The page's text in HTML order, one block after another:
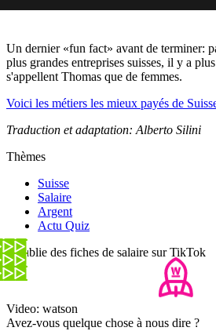
Un dernier «fun fact» avant de terminer:
plus grandes entreprises suisses, il y a
s'appellent Thomas que de femmes.
Voici les métiers les mieux payés de
Traduction et adaptation: Alberto Silini
Thèmes
Suisse
Salaire
Argent
Actu Quiz
Il publie des fiches de salaire sur TikTok
Video: watson
Avez-vous quelque chose à nous dire ?